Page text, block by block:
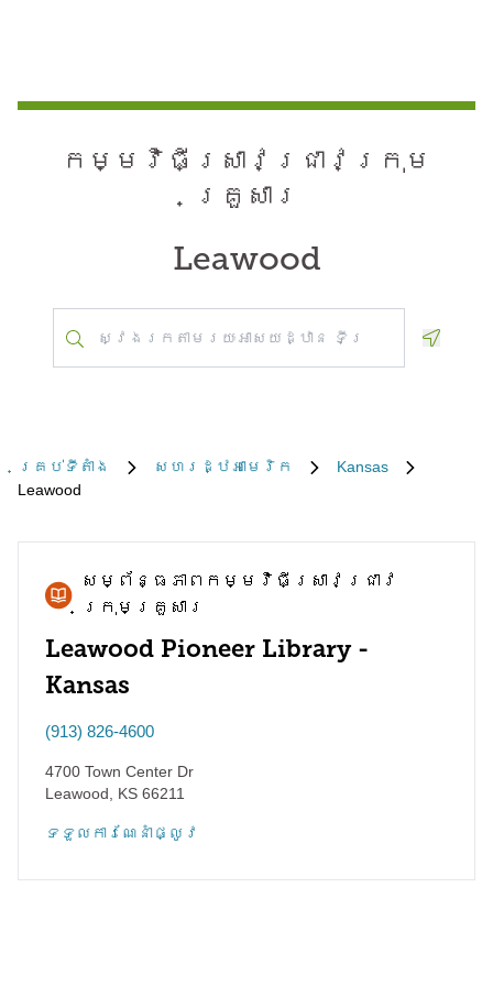
កម្មវិធី​ស្រាវជ្រាវ​ក្រុម
គ្រួសារ
Leawood
គ្រប់​ទីតាំង សហរដ្ឋអាមេរិក
Kansas
Leawood
សម្ព័ន្ធភាព​កម្មវិធី​ស្រាវជ្រាវ​
ក្រុមគ្រួសារ
Leawood Pioneer Library -
Kansas
(913) 826-4600
4700 Town Center Dr
Leawood
KS 66211
ទទួល​ការណែនាំ​ផ្លូវ